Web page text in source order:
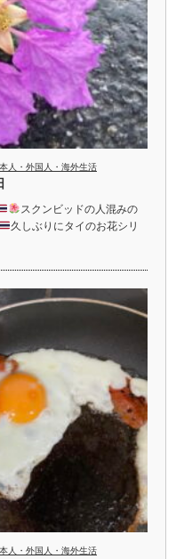
人・外国人・海外生活
スクンビッドの人混みの
久しぶりにタイのお花シリ
人・外国人・海外生活